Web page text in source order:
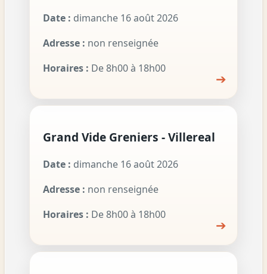
Date : dimanche 16 août 2026
Adresse : non renseignée
Horaires : De 8h00 à 18h00
➔
Grand Vide Greniers - Villereal
Date : dimanche 16 août 2026
Adresse : non renseignée
Horaires : De 8h00 à 18h00
➔